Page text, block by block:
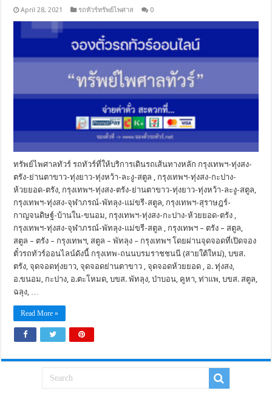
April 28, 2021 รถทัวร์ทรัพย์ไพศาล 0
ทรัพย์ไพศาลทัวร์ รถทัวร์ที่ให้บริการเดินรถเส้นทางหลัก กรุงเทพฯ-ทุ่งสง-
ตรัง-ย่านตาขาว-ทุ่งยาว-ทุ่งหว้า-ละงู-สตูล , กรุงเทพฯ-ทุ่งสง-กะปาง-
ห้วยยอด-ตรัง, กรุงเทพฯ-ทุ่งสง-ตรัง-ย่านตาขาว-ทุ่งยาว-ทุ่งหว้า-ละงู-สตูล,
กรุงเทพฯ-ทุ่งสง-จุฬาภรณ์-พัทลุง-แม่ขรี-สตูล, กรุงเทพฯ-สุราษฎร์-
กาญจนดิษฐ์-บ้านใน-ขนอม, กรุงเทพฯ-ทุ่งสง-กะปาง-ห้วยยอด-ตรัง ,
กรุงเทพฯ-ทุ่งสง-จุฬาภรณ์-พัทลุง-แม่ขรี-สตูล , กรุงเทพฯ – ตรัง – สตูล,
สตูล – ตรัง – กรุงเทพฯ, สตูล – พัทลุง – กรุงเทพฯ โดยผ่านจุดจอดที่เปิดจอง
ตั๋วรถทัวร์ออนไลน์ดังนี้ กรุงเทพ-ถนนบรมราชชนนี (สายใต้ใหม่), บขส.
ตรัง, จุดจอดทุ่งยาว, จุดจอดย่านตาขาว , จุดจอดห้วยยอด , อ. ทุ่งสง,
อ.ขนอม, กะปาง, อ.ตะโหมด, บขส. พัทลุง, ป่าบอน, คูหา, ท่าแพ, บขส. สตูล,
ฉลุง, …
Read More »